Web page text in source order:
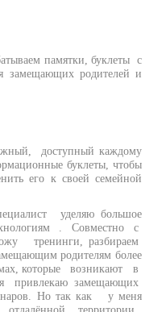
памятки, буклеты с
замещающих родителей и
доступный каждому
буклеты, чтобы
его к своей семейной
уделяю большое
. Совместно с
тренинги, разбираем
родителям более
которые возникают в
привлекаю замещающих
Но так как у меня